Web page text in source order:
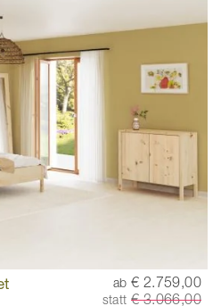
ab € 2.759,00
statt € 3.066,00